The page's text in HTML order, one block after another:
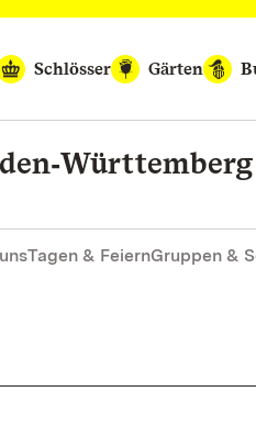
Schlösser
Gärten
Tagen & FeiernGruppen &